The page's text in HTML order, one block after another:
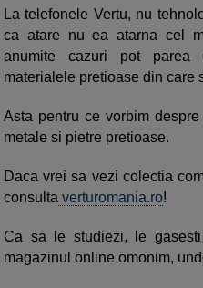
La telefonele Vertu, nu
ca atare nu ea atarna cel
anumite cazuri pot parea
materialele pretioase din care
Asta pentru ce vorbim
metale si pietre pretioase.
Daca vrei sa vezi colectia
consulta verturomania.ro!
Ca sa le studiezi, le
magazinul online omonim,